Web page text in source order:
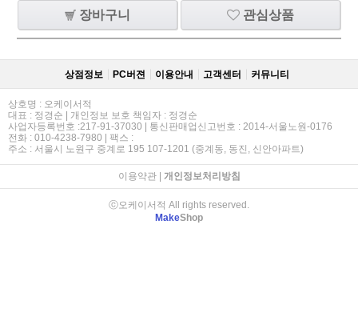
장바구니 관심상품
상점정보 PC버젼 이용안내 고객센터 커뮤니티
상호명 : 오케이서적
대표 : 정경순 | 개인정보 보호 책임자 : 정경순
사업자등록번호 :217-91-37030 | 통신판매업신고번호 : 2014-서울노원-0176
전화 : 010-4238-7980 | 팩스 :
주소 : 서울시 노원구 중계로 195 107-1201 (중계동, 동진, 신안아파트)
이용약관| 개인정보처리방침
ⓒ오케이서적 All rights reserved.
MakeShop